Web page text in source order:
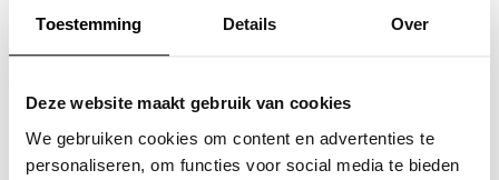
Toestemming Details Over
Deze website maakt gebruik van cookies
We gebruiken cookies om content en advertenties te
personaliseren, om functies voor social media te bieden